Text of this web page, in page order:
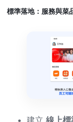
標準落地：服務與菜
建立 線上標